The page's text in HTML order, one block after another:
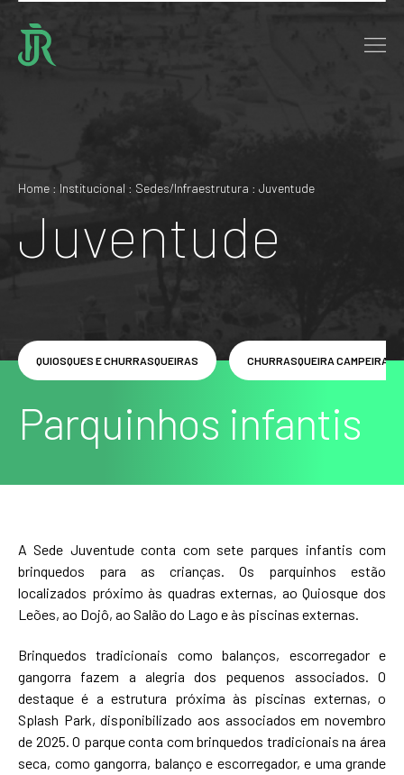
Home : Institucional : Sedes/Infraestrutura : Juventude
Juventude
Parquinhos infantis
QUIOSQUES E CHURRASQUEIRAS CHURRASQUEIRA CAMPEIRA
A Sede Juventude conta com sete parques infantis com
brinquedos para as crianças. Os parquinhos estão
localizados próximo às quadras externas, ao Quiosque dos
Leões, ao Dojô, ao Salão do Lago e às piscinas externas.
Brinquedos tradicionais como balanços, escorregador e
gangorra fazem a alegria dos pequenos associados. O
destaque é a estrutura próxima às piscinas externas, o
Splash Park, disponibilizado aos associados em novembro
de 2025. O parque conta com brinquedos tradicionais na área
seca, como gangorra, balanço e escorregador, e uma grande